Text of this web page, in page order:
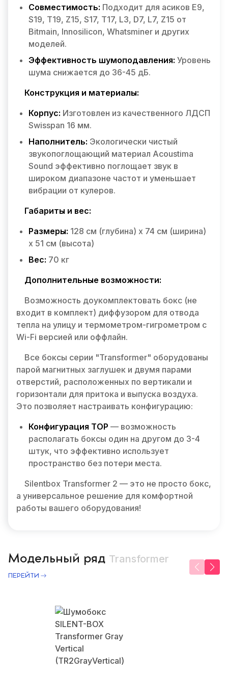
Совместимость: Подходит для асиков E9,
S19, T19, Z15, S17, T17, L3, D7, L7, Z15 от
Bitmain, Innosilicon, Whatsminer и других
моделей.
Эффективность шумоподавления: Уровень
шума снижается до 36-45 дБ.
Конструкция и материалы:
Корпус: Изготовлен из качественного ЛДСП
Swisspan 16 мм.
Наполнитель: Экологически чистый
звукопоглощающий материал Acoustima
Sound эффективно поглощает звук в
широком диапазоне частот и уменьшает
вибрации от кулеров.
Габариты и вес:
Размеры: 128 см (глубина) x 74 см (ширина)
x 51 см (высота)
Вес: 70 кг
Дополнительные возможности:
Возможность доукомплектовать бокс (не
входит в комплект) диффузором для отвода
тепла на улицу и термометром-гигрометром с
Wi-Fi версией или оффлайн.
Все боксы серии "Transformer" оборудованы
парой магнитных заглушек и двумя парами
отверстий, расположенных по вертикали и
горизонтали для притока и выпуска воздуха.
Это позволяет настраивать конфигурацию:
Конфигурация TOP — возможность
располагать боксы один на другом до 3-4
штук, что эффективно использует
пространство без потери места.
Silentbox Transformer 2 — это не просто бокс,
а универсальное решение для комфортной
работы вашего оборудования!
Модельный ряд Transformer
ПЕРЕЙТИ